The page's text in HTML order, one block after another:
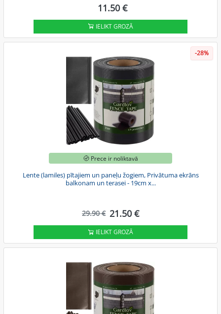
11.50 €
IELIKT GROZĀ
-28%
Prece ir noliktavā
Lente (lamiles) pītajiem un paneļu žogiem, Privātuma ekrāns
balkonam un terasei - 19cm x...
29.90 € 21.50 €
IELIKT GROZĀ